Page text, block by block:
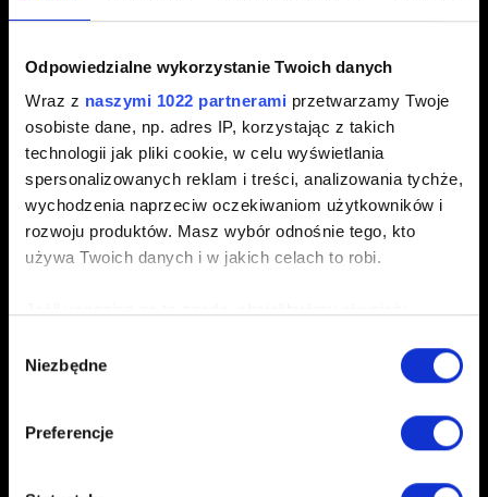
Odpowiedzialne wykorzystanie Twoich danych
Wraz z naszymi 1022 partnerami przetwarzamy Twoje
osobiste dane, np. adres IP, korzystając z takich
technologii jak pliki cookie, w celu wyświetlania
spersonalizowanych reklam i treści, analizowania tychże,
wychodzenia naprzeciw oczekiwaniom użytkowników i
rozwoju produktów. Masz wybór odnośnie tego, kto
używa Twoich danych i w jakich celach to robi.
geograficznej z dokładnością nawet do kilku metrów
analizując charakteryzującego je zbiory danych
(fingerprinting, czyli wirtualny odcisk palca)
zgody
Niezbędne
Preferencje
Dodaj plik
Możesz załączyć do zgłoszenia plik np. zrzut ekranu.